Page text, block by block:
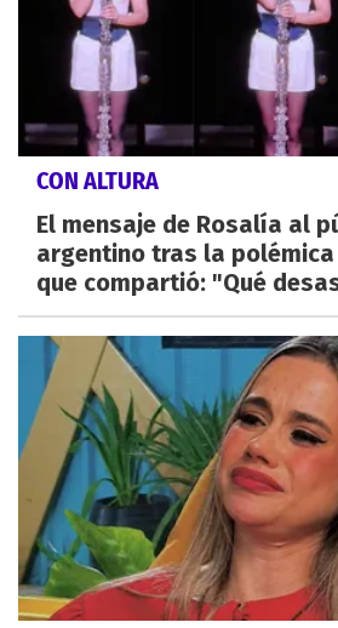
CON ALTURA
El mensaje de Rosalía al
argentino tras la
que compartió: "Qué